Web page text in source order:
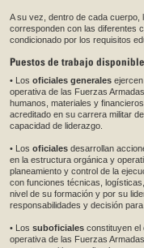
A su vez, dentro de cada cuerpo,
corresponden con las diferentes
condicionado por los requisitos
Puestos de trabajo
• Los oficiales generales
operativa de las Fuerzas
humanos, materiales y
acreditado en su carrera militar
capacidad de liderazgo.
• Los oficiales desarrollan
en la estructura orgánica y
planeamiento y control de la
con funciones técnicas,
nivel de su formación y por su
responsabilidades y decisión para
• Los suboficiales constituyen el
operativa de las Fuerzas